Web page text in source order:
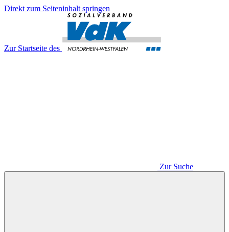
Direkt zum Seiteninhalt springen
Zur Startseite des
Zur Suche